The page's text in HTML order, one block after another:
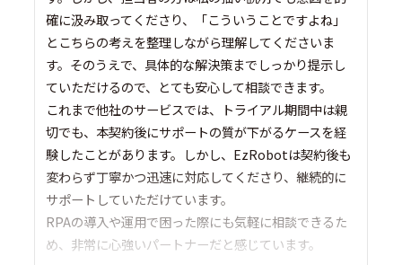
確に汲み取ってくださり、「こういうことですよね」
とこちらの考えを整理しながら理解してくださいま
す。そのうえで、具体的な解決策までしっかり提示し
ていただけるので、とても安心して相談できます。
これまで他社のサービスでは、トライアル期間中は親
切でも、本契約後にサポートの質が下がるケースを経
験したことがあります。しかし、EzRobotは契約後も
変わらず丁寧かつ迅速に対応してくださり、継続的に
サポートしていただけています。
RPAの導入や運用で困った際にも気軽に相談できるた
め、非常に心強いパートナーだと感じています。